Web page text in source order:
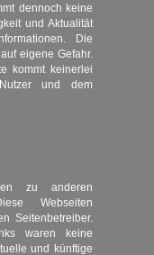
dennoch keine
und Aktualität
Die
eigene Gefahr.
kommt keinerlei
und dem
zu anderen
Webseiten
Seitenbetreiber.
waren keine
und künftige